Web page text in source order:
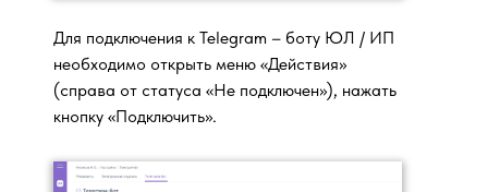
Для подключения к Telegram – боту ЮЛ / ИП
необходимо открыть меню «Действия»
(справа от статуса «Не подключен»), нажать
кнопку «Подключить».